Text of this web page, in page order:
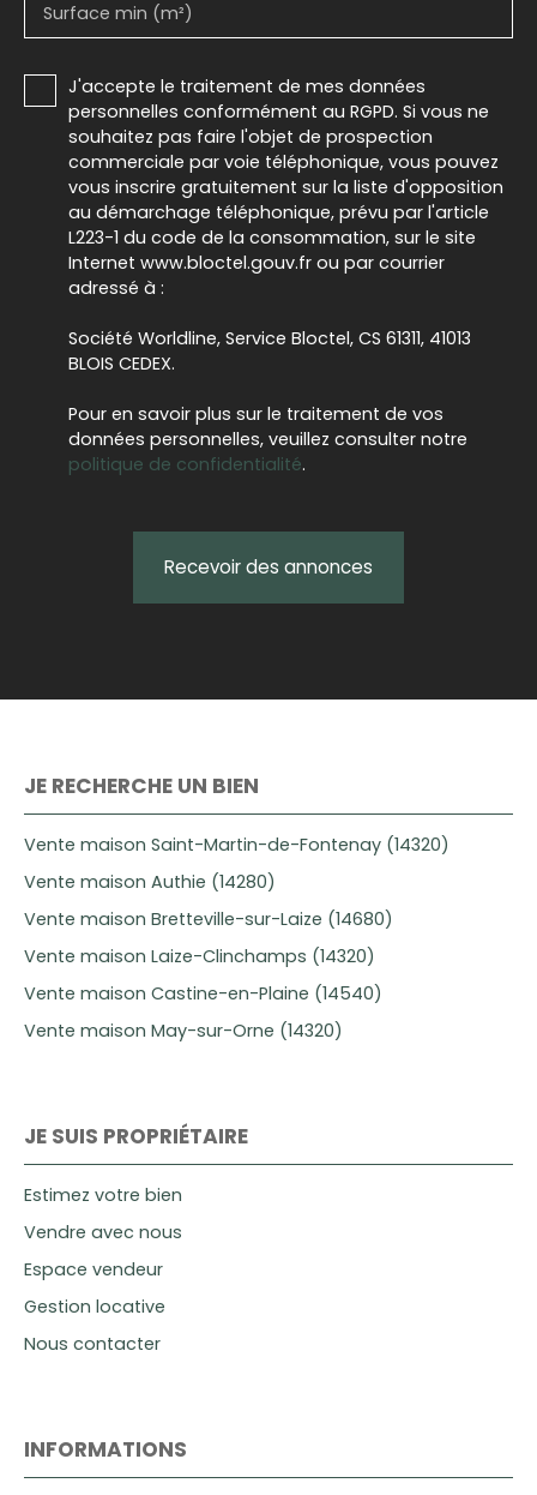
Surface min (m²)
J'accepte le traitement de mes données
personnelles conformément au RGPD. Si vous ne
souhaitez pas faire l'objet de prospection
commerciale par voie téléphonique, vous pouvez
vous inscrire gratuitement sur la liste d'opposition
au démarchage téléphonique, prévu par l'article
L223-1 du code de la consommation, sur le site
Internet www.bloctel.gouv.fr ou par courrier
adressé à :
Société Worldline, Service Bloctel, CS 61311, 41013
BLOIS CEDEX.
Pour en savoir plus sur le traitement de vos
données personnelles, veuillez consulter notre
politique de confidentialité.
Recevoir des annonces
JE RECHERCHE UN BIEN
Vente maison Saint-Martin-de-Fontenay (14320)
Vente maison Authie (14280)
Vente maison Bretteville-sur-Laize (14680)
Vente maison Laize-Clinchamps (14320)
Vente maison Castine-en-Plaine (14540)
Vente maison May-sur-Orne (14320)
JE SUIS PROPRIÉTAIRE
Estimez votre bien
Vendre avec nous
Espace vendeur
Gestion locative
Nous contacter
INFORMATIONS